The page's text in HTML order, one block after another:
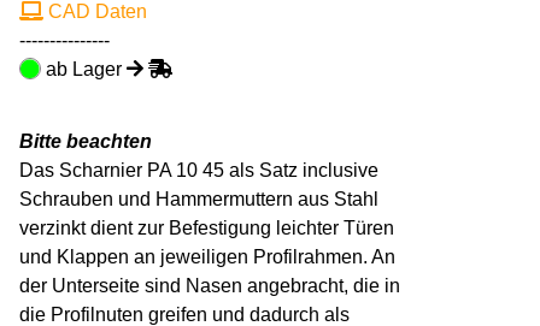
CAD Daten
---------------
ab Lager
Bitte beachten
Das Scharnier PA 10 45 als Satz inclusive
Schrauben und Hammermuttern aus Stahl
verzinkt dient zur Befestigung leichter Türen
und Klappen an jeweiligen Profilrahmen. An
der Unterseite sind Nasen angebracht, die in
die Profilnuten greifen und dadurch als